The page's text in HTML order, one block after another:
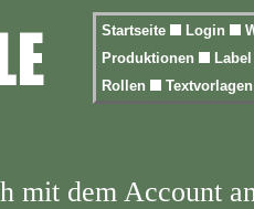
Startseite Login
Produktionen
Rollen
mit dem Account